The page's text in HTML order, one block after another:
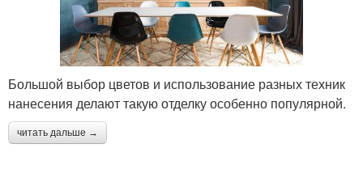
Большой выбор цветов и использование разных техник
нанесения делают такую отделку особенно популярной.
читать дальше →